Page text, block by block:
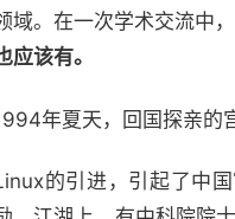
域。在一次学术交流中
应该有。
年夏天，回国探亲的
的引进，引起了中